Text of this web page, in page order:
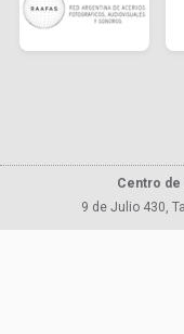
Centro de
9 de Julio 430,